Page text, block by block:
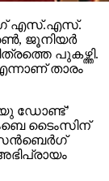
എസ്.എസ്.
ജൂനിയര്‍
പുകഴ്ത്തി.
താരം
യു ഡോണ്ട്’
ടൈംസിന്